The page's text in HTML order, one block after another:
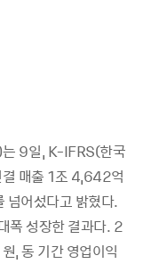
는 9일, K-IFRS(한국
매출 1조 4,642억
넘어섰다고 밝혔다.
폭 성장한 결과다. 2
,동 기간 영업이익